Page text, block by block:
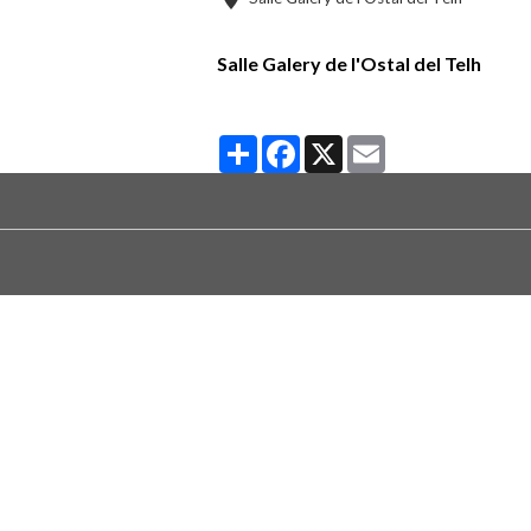
Salle Galery de l'Ostal del Telh
PartagerFacebook
X